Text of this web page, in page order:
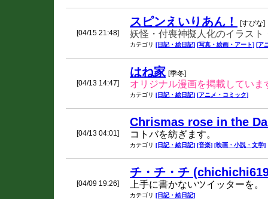
[04/15 21:48]
スピンえいりあん！ [すぴな]
妖怪・付喪神擬人化のイラスト
カテゴリ [日記・絵日記] [写真・絵画・アート] [ア
[04/13 14:47]
はね家 [季冬]
オリジナル漫画を掲載してい
カテゴリ [日記・絵日記] [アニメ・コミック]
[04/13 04:01]
Chrismas rose in the
コトバを紡ぎます。
カテゴリ [日記・絵日記] [音楽] [映画・小説・文学]
[04/09 19:26]
チ・チ・チ
上手に書かないツイッターを。
カテゴリ [日記・絵日記]